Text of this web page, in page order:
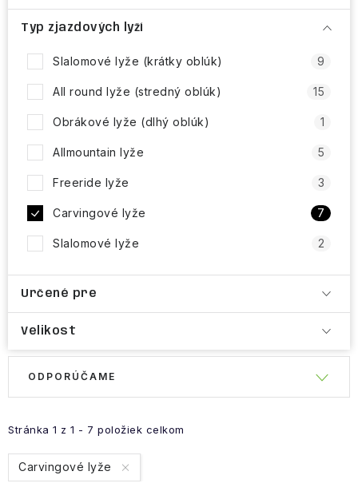
Typ zjazdových lyží
Slalomové lyže (krátky oblúk) 9
All round lyže (stredný oblúk) 15
Obrákové lyže (dlhý oblúk) 1
Allmountain lyže 5
Freeride lyže 3
Carvingové lyže 7
Slalomové lyže 2
Určené pre
Velikost
ý
i
s
p
Stránka 1 z 1 - 7 položiek celkom
e
n
i
ODPORÚČAME
Carvingové lyže